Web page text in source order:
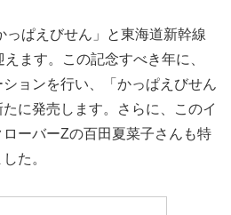
っぱえびせん」と東海道新幹線
ます。この記念すべき年に、
ョンを行い、「かっぱえびせん
に発売します。さらに、このイ
ーバーZの百田夏菜子さんも特
た。